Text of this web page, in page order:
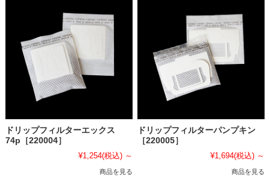
ドリップフィルターエックス
74p［220004］
¥1,254(税込) ～
商品を見る
ドリップフィルターパンプキン
［220005］
¥1,694(税込) ～
商品を見る